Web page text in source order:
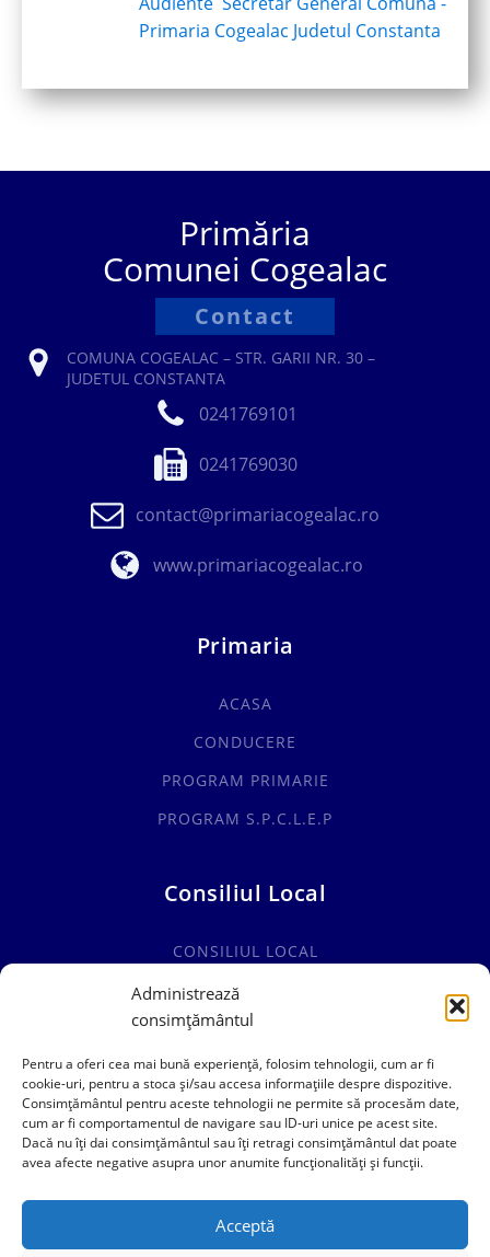
Administrează
consimțământul
Pentru a oferi cea mai bună experiență, folosim tehnologii, cum ar fi
cookie-uri, pentru a stoca și/sau accesa informațiile despre dispozitive.
Consimțământul pentru aceste tehnologii ne permite să procesăm date,
cum ar fi comportamentul de navigare sau ID-uri unice pe acest site.
Dacă nu îți dai consimțământul sau îți retragi consimțământul dat poate
avea afecte negative asupra unor anumite funcționalități și funcții.
Acceptă
Primaria Cogealac Judetul Constanta
Primăria
Comunei Cogealac
Contact
COMUNA COGEALAC – STR. GARII NR. 30 –
JUDETUL CONSTANTA
0241769101
0241769030
contact@primariacogealac.ro
www.primariacogealac.ro
Primaria
ACASA
CONDUCERE
PROGRAM PRIMARIE
PROGRAM S.P.C.L.E.P
Consiliul Local
CONSILIUL LOCAL
COMISII SPECIALITATE
HOTĂRÂRI CONSILIUL LOCAL
0241769101